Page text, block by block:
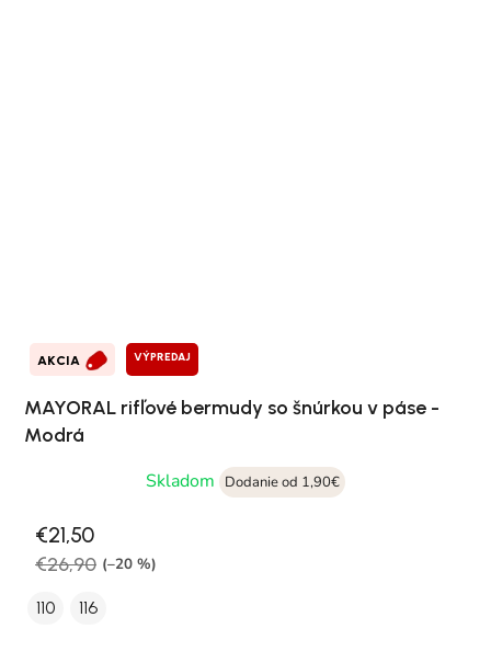
AKCIA VÝPREDAJ
MAYORAL rifľové bermudy so šnúrkou v páse -
Modrá
Skladom
Dodanie od 1,90€
€21,50
€26,90 (–20 %)
110 116